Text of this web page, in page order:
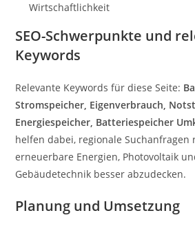
Wirtschaftlichkeit
SEO-Schwerpunkte und
Keywords
Relevante Keywords für diese Seite:
Stromspeicher, Eigenverbrauch,
Energiespeicher, Batteriespeicher
helfen dabei, regionale Suchanfragen
erneuerbare Energien, Photovoltaik
Gebäudetechnik besser abzudecken.
Planung und Umsetzung